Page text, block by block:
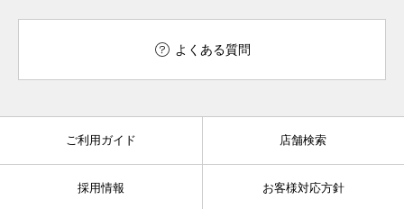
よくある質問
ご利用ガイド 店舗検索
採用情報 お客様対応方針